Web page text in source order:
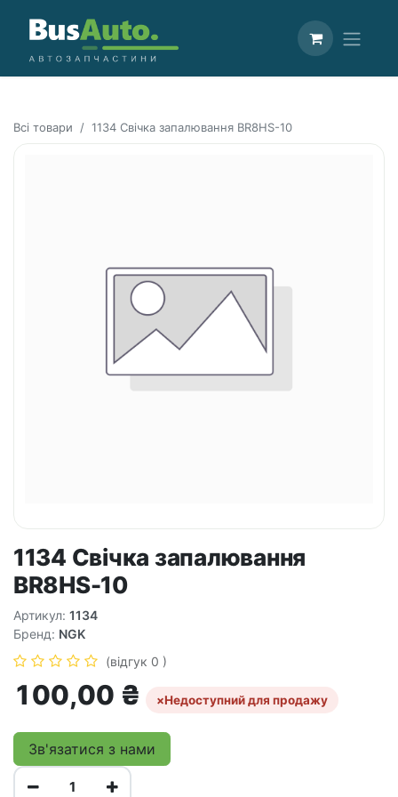
Всі товари 1134 Свічка запалювання BR8HS-10
1134 Свічка запалювання
BR8HS-10
Артикул: 1134
Бренд: NGK
(відгук 0 )
100,00 ₴ ×Недоступний для продажу
Зв'язатися з нами